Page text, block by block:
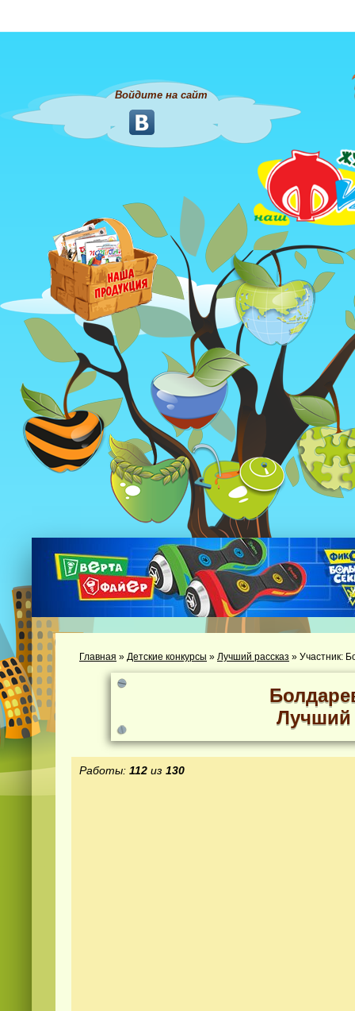
Войдите на сайт
Главная » Детские конкурсы » Лучший рассказ » Участник:
Лучший
Работы: 112 из 130